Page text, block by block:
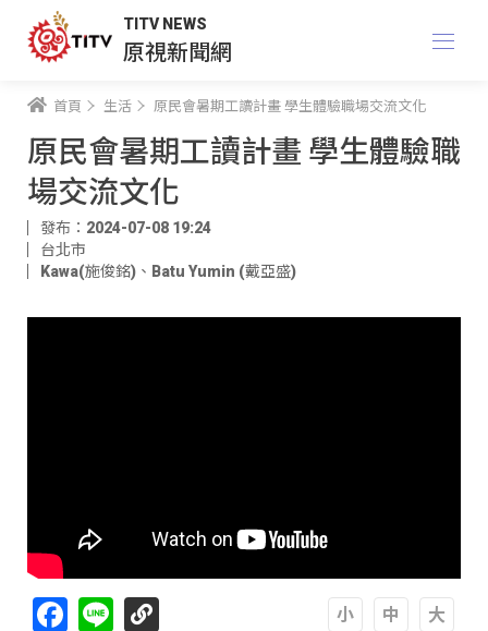
TITV NEWS
原視新聞網
首頁 生活 原民會暑期工讀計畫 學生體驗職場交流文化
原民會暑期工讀計畫 學生體驗職
場交流文化
發布：2024-07-08 19:24
台北市
Kawa(施俊銘) 、 Batu Yumin (戴亞盛)
Facebook
Line